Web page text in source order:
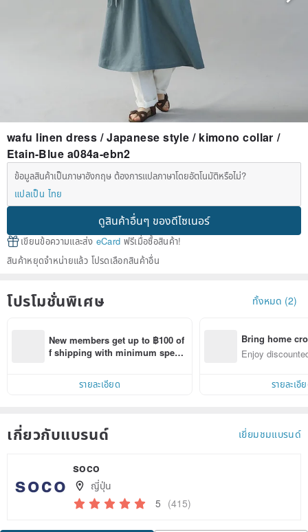
wafu linen dress / Japanese style / kimono collar /
Etain-Blue a084a-ebn2
ข้อมูลสินค้าเป็นภาษาอังกฤษ ต้องการแปลภาษาโดยอัตโนมัติหรือไม่?
แปลเป็น ไทย
ดูสินค้าอื่นๆ ของดีไซเนอร์
เขียนข้อความและส่ง eCard ฟรีเมื่อซื้อสินค้า!
สินค้าหยุดจำหน่ายแล้ว โปรดเลือกสินค้าอื่น
โปรโมชั่นพิเศษ ทั้งหมด (2)
New members get up to ฿100 of
f shipping with minimum spen
within 7 days!
รายละเอียด
Bring home
n with ease
Enjoy
รายละเอี
เกี่ยวกับแบรนด์ เยี่ยมชมแบรนด์
soco
ญี่ปุ่น
5 (415)